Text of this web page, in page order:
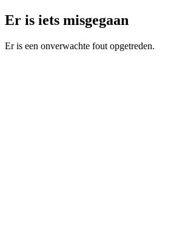
Er is iets misgegaan
Er is een onverwachte fout opgetreden.